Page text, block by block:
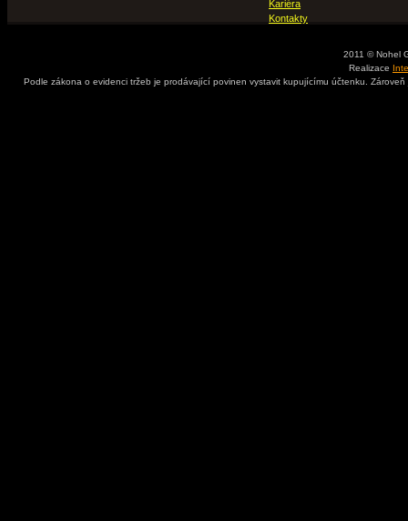
Kariéra
Kontakty
2011 © Nohel
Realizace
Podle zákona o evidenci tržeb je prodávající povinen vystavit kupujícímu účtenku.